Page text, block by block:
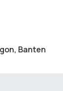
Banten